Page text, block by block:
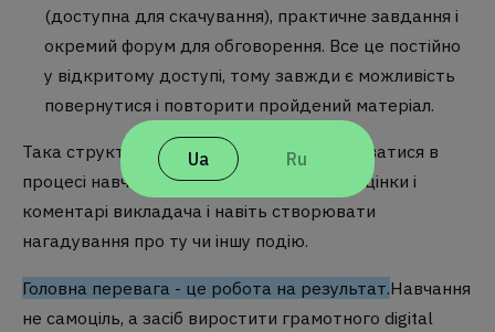
Ua Ru
(доступна для скачування), практичне завдання і
окремий форум для обговорення. Все це постійно
у відкритому доступі, тому завжди є можливість
повернутися і повторити пройдений матеріал.
Така структура допомагає легко орієнтуватися в
процесі навчання, відслідковувати свої оцінки і
коментарі викладача і навіть створювати
нагадування про ту чи іншу подію.
Головна перевага - це робота на результат.Навчання
не самоціль, а засіб виростити грамотного digital